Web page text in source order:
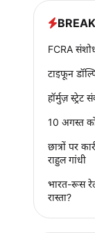
FCRA
टाइफून
हॉर्मुज़ स्ट्रेट
10 अगस्त
छात्रों पर
राहुल गांधी
भारत-रूस
रास्ता?